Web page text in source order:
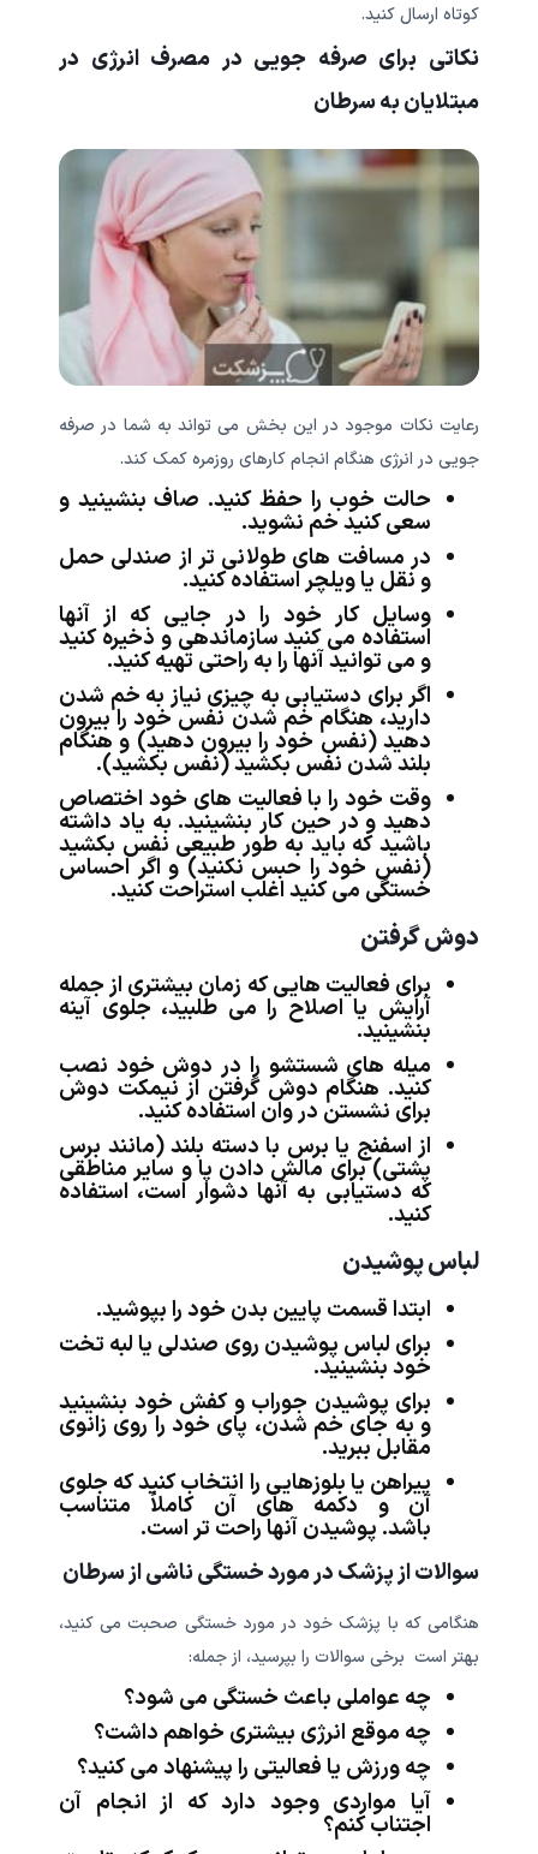
کوتاه ارسال کنید.
نکاتی برای صرفه جویی در مصرف انرژی در
مبتلایان به سرطان
رعایت نکات موجود در این بخش می تواند به شما در صرفه
جویی در انرژی هنگام انجام کارهای روزمره کمک کند.
حالت خوب را حفظ کنید. صاف بنشینید و
سعی کنید خم نشوید.
در مسافت های طولانی تر از صندلی حمل
و نقل یا ویلچر استفاده کنید.
وسایل کار خود را در جایی که از آنها
استفاده می کنید سازماندهی و ذخیره کنید
و می توانید آنها را به راحتی تهیه کنید.
اگر برای دستیابی به چیزی نیاز به خم شدن
دارید، هنگام خم شدن نفس خود را بیرون
دهید (نفس خود را بیرون دهید) و هنگام
بلند شدن نفس بکشید (نفس بکشید).
وقت خود را با فعالیت های خود اختصاص
دهید و در حین کار بنشینید. به یاد داشته
باشید که باید به طور طبیعی نفس بکشید
(نفس خود را حبس نکنید) و اگر احساس
خستگی می کنید اغلب استراحت کنید.
دوش گرفتن
برای فعالیت هایی که زمان بیشتری از جمله
آرایش یا اصلاح را می طلبید، جلوی آینه
بنشینید.
میله های شستشو را در دوش خود نصب
کنید. هنگام دوش گرفتن از نیمکت دوش
برای نشستن در وان استفاده کنید.
از اسفنج یا برس با دسته بلند (مانند برس
پشتی) برای مالش دادن پا و سایر مناطقی
که دستیابی به آنها دشوار است، استفاده
کنید.
لباس پوشیدن
ابتدا قسمت پایین بدن خود را بپوشید.
برای لباس پوشیدن روی صندلی یا لبه تخت
خود بنشینید.
برای پوشیدن جوراب و کفش خود بنشینید
و به جای خم شدن، پای خود را روی زانوی
مقابل ببرید.
پیراهن یا بلوزهایی را انتخاب کنید که جلوی
آن و دکمه های آن کاملاً متناسب
باشد. پوشیدن آنها راحت تر است.
سوالات از پزشک در مورد خستگی ناشی از سرطان
هنگامی که با پزشک خود در مورد خستگی صحبت می کنید،
بهتر است برخی سوالات را بپرسید، از جمله:
چه عواملی باعث خستگی می شود؟
چه موقع انرژی بیشتری خواهم داشت؟
چه ورزش یا فعالیتی را پیشنهاد می کنید؟
آیا مواردی وجود دارد که از انجام آن
اجتناب کنم؟